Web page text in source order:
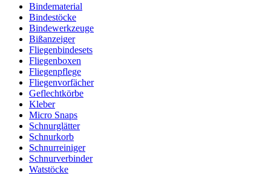
Bindematerial
Bindestöcke
Bindewerkzeuge
Bißanzeiger
Fliegenbindesets
Fliegenboxen
Fliegenpflege
Fliegenvorfächer
Geflechtkörbe
Kleber
Micro Snaps
Schnurglätter
Schnurkorb
Schnurreiniger
Schnurverbinder
Watstöcke